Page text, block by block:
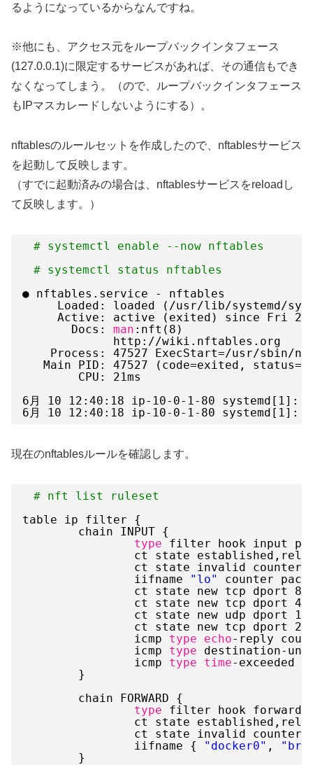
るようになっているからなんですね。
※他にも、アクセス元をループバックインタフェース
(127.0.0.1)に限定するサービスがあれば、その通信もでき
なくなってしまう。（ので、ループバックインタフェース
もIPマスカレードしないようにする）。
nftablesのルールセットを作成したので、nftablesサービス
を起動して反映します。
（すでに起動済みの場合は、nftablesサービスをreloadし
て反映します。）
# systemctl enable --now nftables
# systemctl status nftables
● nftables.service - nftables
Loaded: loaded ( /usr/lib/systemd/
Active: active (exited) since Fri
Docs: man :nft(8)
http: //wiki .nftables.org
Process: 47527 ExecStart=/usr/sbin/
Main PID: 47527 (code=exited, status=0
CPU: 21ms
6月 10 12:40:18 ip-10-0-1-80
6月 10 12:40:18 ip-10-0-1-80
現在のnftablesルールを確認します。
# nft list ruleset
table ip filter {
chain INPUT {
type
filter hook input
ct state
ct state invalid counter
iifname
"lo"
counter
ct state new tcp dport 80
ct state new tcp dport
ct state new udp dport
ct state new tcp dport 22
icmp type echo-reply
icmp type
destination-
icmp type time-exceeded
}
chain FORWARD {
type
filter hook
ct state
ct state invalid counter
iifname {
"docker0" ,
"br-
}